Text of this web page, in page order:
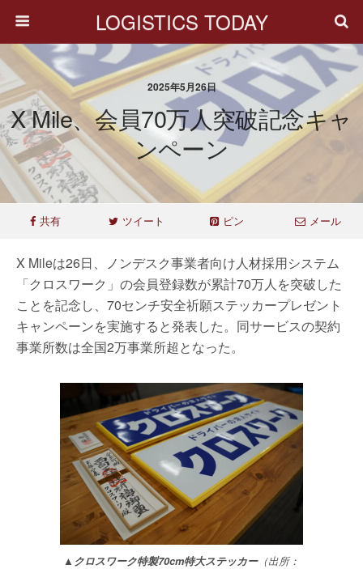
LOGISTICS TODAY
2025年5月26日
X Mile、会員70万人突破記念キャ
ンペーン
共有 ツイート ピン メール
X Mileは26日、ノンデスク事業者向け人材採用システム
「クロスワーク」の会員登録数が累計70万人を突破した
ことを記念し、70センチ安全祈願ステッカープレゼント
キャンペーンを実施すると発表した。同サービスの契約
事業所数は全国2万事業所超となった。
▲クロスワーク特製70cm特大ステッカー（出所：